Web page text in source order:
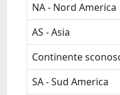
NA - Nord America
AS - Asia
Continente
SA - Sud America